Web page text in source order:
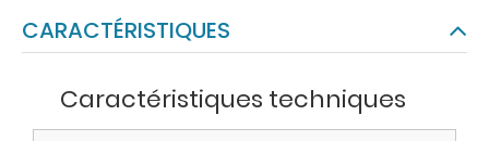
CARACTÉRISTIQUES
Caractéristiques techniques